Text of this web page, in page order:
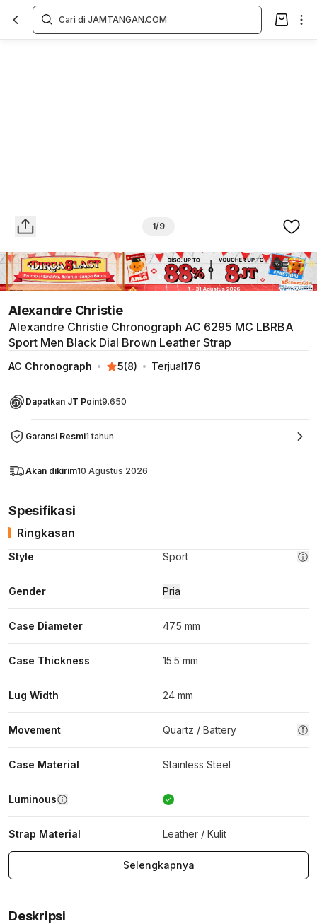
1/9
Alexandre Christie
Alexandre Christie Chronograph AC 6295 MC LBRBA
Sport Men Black Dial Brown Leather Strap
AC Chronograph 5(8) Terjual176
Dapatkan JT Point9.650
Garansi Resmi1 tahun
Akan dikirim10 Agustus 2026
Spesifikasi
Ringkasan
Style Sport
Gender Pria
Case Diameter 47.5 mm
Case Thickness 15.5 mm
Lug Width 24 mm
Movement Quartz / Battery
Case Material Stainless Steel
Luminous
Strap Material Leather / Kulit
Selengkapnya
Deskripsi